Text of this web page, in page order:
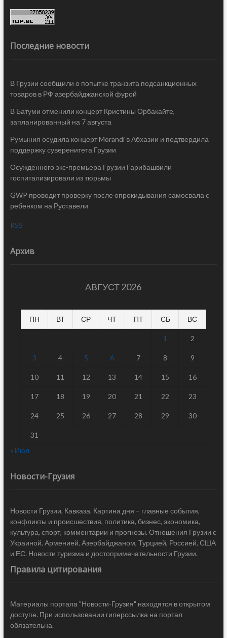
Последние новости
В Грузии сообщили о попытке транзита подсанкционных
товаров в РФ азербайджанской фурой
В Батуми отменили концерт Кристины Орбакайте,
запланированный на 7 августа
Румыния осудила концерт Morandi в Абхазии и подтвердила
поддержку суверенитета Грузии
Осужденного экс-премьера Грузии Гарибашвили
госпитализировали из тюрьмы
GWP проводит проверку после опрокидывания самосвала с
ребенком на Руставели
RSS
Архив
АВГУСТ 2026
ПН ВТ СР ЧТ ПТ СБ ВС
1 2
3 4 5 6 7 8 9
10 11 12 13 14 15 16
17 18 19 20 21 22 23
24 25 26 27 28 29 30
31
« Июл
Новости-Грузия
Новости Грузии, Кавказа. Картина дня – главные события,
конфликты и происшествия, политика, бизнес, экономика,
культура, спорт, комментарии и прогнозы. Отношения Грузии с
Украиной, Арменией, Азербайджаном, Турцией, Россией, США
и ЕС. Новости туризма и достопримечательности Грузии.
Правила цитирования
Материалы портала "Новости-Грузия" находятся в открытом
доступе. При использовании гиперссылка на портал
обязательна.